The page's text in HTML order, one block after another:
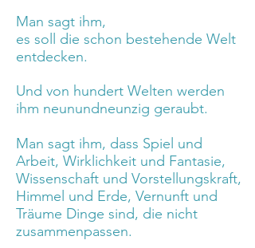
Man sagt ihm,
es soll die schon bestehende Welt
entdecken.
Und von hundert Welten werden
ihm neunundneunzig geraubt.
Man sagt ihm, dass Spiel und
Arbeit, Wirklichkeit und Fantasie,
Wissenschaft und Vorstellungskraft,
Himmel und Erde, Vernunft und
Träume Dinge sind, die nicht
zusammenpassen.